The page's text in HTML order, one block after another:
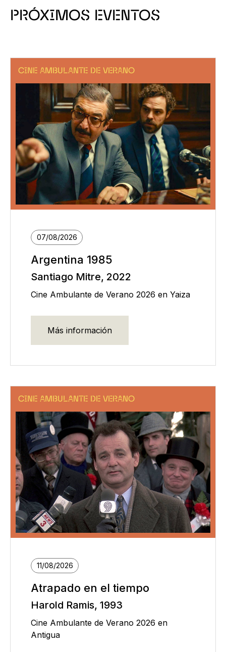
PRÓXIMOS EVENTOS
CINE AMBULANTE DE VERANO
07/08/2026
Argentina 1985
Santiago Mitre, 2022
Cine Ambulante de Verano 2026 en Yaiza
Más información
CINE AMBULANTE DE VERANO
11/08/2026
Atrapado en el tiempo
Harold Ramis, 1993
Cine Ambulante de Verano 2026 en
Antigua